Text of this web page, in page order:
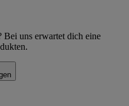
Bei uns erwartet dich eine